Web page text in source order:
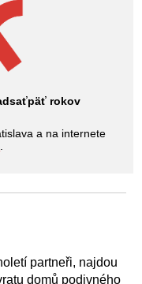
rokov
a na internete
partneři, najdou
domů podivného